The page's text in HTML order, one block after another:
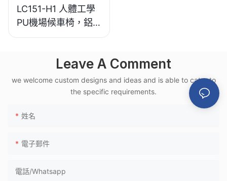
LC151-H1 人體工學
PU機場候車椅，鋁
合金框架，適用於高
Leave A Comment
we welcome custom designs and ideas and is able to cater to
the specific requirements.
姓名
電子郵件
電話/whatsapp